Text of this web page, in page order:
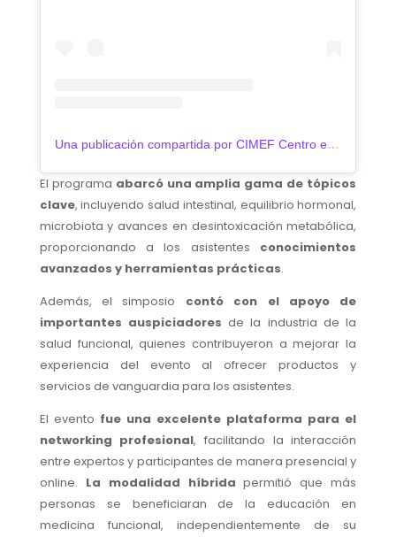
Una publicación compartida por CIMEF Centro e Instituto de Medicina Funcional®️ (@cimef.cl)
El programa abarcó una amplia gama de tópicos
clave, incluyendo salud intestinal, equilibrio hormonal,
microbiota y avances en desintoxicación metabólica,
proporcionando a los asistentes conocimientos
avanzados y herramientas prácticas.
Además, el simposio contó con el apoyo de
importantes auspiciadores de la industria de la
salud funcional, quienes contribuyeron a mejorar la
experiencia del evento al ofrecer productos y
servicios de vanguardia para los asistentes.
El evento fue una excelente plataforma para el
networking profesional, facilitando la interacción
entre expertos y participantes de manera presencial y
online. La modalidad híbrida permitió que más
personas se beneficiaran de la educación en
medicina funcional, independientemente de su